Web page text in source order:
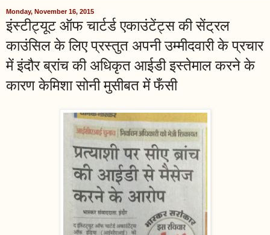
Monday, November 16, 2015
इंस्टीट्यूट ऑफ चार्टर्ड एकाउंटेंट्स की सेंट्रल
काउंसिल के लिए प्रस्तुत अपनी उम्मीदवारी के प्रचार
में इंदौर ब्रांच की अधिकृत आईडी इस्तेमाल करने के
कारण केमिशा सोनी मुसीबत में फँसी